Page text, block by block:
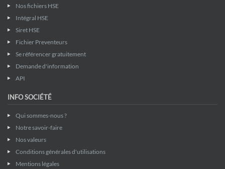
Nos fichiers HSE
Intégral HSE
Siret HSE
Fichier Preventeurs
Se référencer gratuitement
Demande d'information
API
INFO SOCIÉTÉ
Qui sommes-nous ?
Notre savoir-faire
Nos valeurs
Conditions générales d'utilisations
Mentions légales